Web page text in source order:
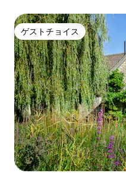
ゲストチョイス
ゲストチョイス